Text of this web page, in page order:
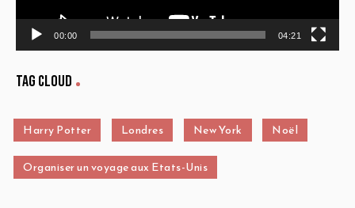
00:00 04:21
Tag Cloud
Harry Potter Londres New York Noël
Organiser un voyage aux Etats-Unis